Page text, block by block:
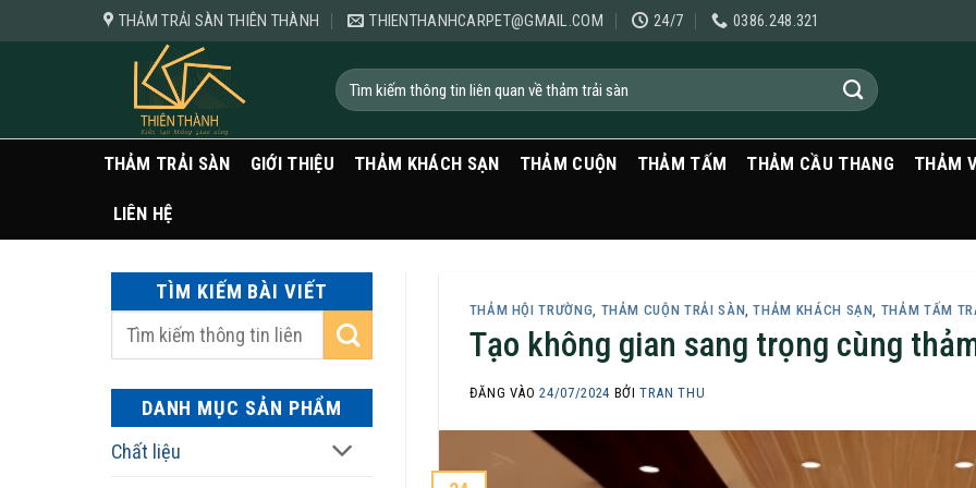
qua
THẢM TRẢI SÀN THIÊN THÀNH THIENTHANHCARPET@GMAIL.COM 24/7 0386.248.321
Tìm
kiếm:
THẢM TRẢI SÀN GIỚI THIỆU THẢM KHÁCH SẠN THẢM CUỘN THẢM TẤM THẢM CẦU THANG THẢM
LIÊN HỆ
TÌM KIẾM BÀI VIẾT
DANH MỤC SẢN PHẨM
Chất liệu
THẢM HỘI TRƯỜNG THẢM CUỘN TRẢI SÀN ,THẢM KHÁCH SẠN THẢM TẤM
Tạo không gian sang trọng cùng
ĐĂNG VÀO24/07/2024 BỞITRAN THU